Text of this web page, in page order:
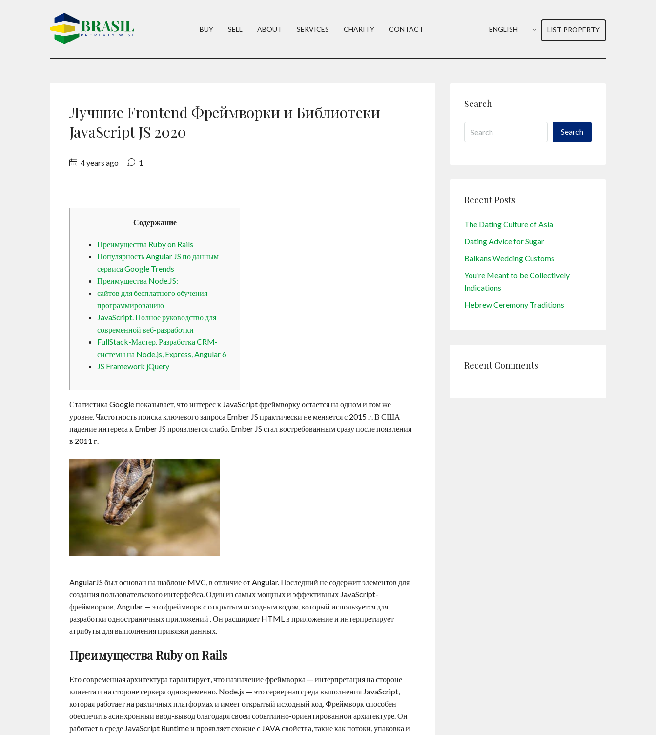
BUY SELL ABOUT SERVICES CHARITY CONTACT ENGLISH LIST PROPERTY
Лучшие Frontend Фреймворки и Библиотеки
JavaScript JS 2020
4 years ago 1
Содержание
Преимущества Ruby on Rails
Популярность Angular JS по данным
сервиса Google Trends
Преимущества Node.JS:
сайтов для бесплатного обучения
программированию
JavaScript. Полное руководство для
современной веб-разработки
FullStack-Мастер. Разработка CRM-
системы на Node.js, Express, Angular 6
JS Framework jQuery
Статистика Google показывает, что интерес к JavaScript фреймворку остается на одном и том же
уровне. Частотность поиска ключевого запроса Ember JS практически не меняется с 2015 г. В США
падение интереса к Ember JS проявляется слабо. Ember JS стал востребованным сразу после появления
в 2011 г.
AngularJS был основан на шаблоне MVC, в отличие от Angular. Последний не содержит элементов для
создания пользовательского интерфейса. Один из самых мощных и эффективных JavaScript-
фреймворков, Angular — это фреймворк с открытым исходным кодом, который используется для
разработки одностраничных приложений . Он расширяет HTML в приложение и интерпретирует
атрибуты для выполнения привязки данных.
Преимущества Ruby on Rails
Его современная архитектура гарантирует, что назначение фреймворка — интерпретация на стороне
клиента и на стороне сервера одновременно. Node.js — это серверная среда выполнения JavaScript,
которая работает на различных платформах и имеет открытый исходный код. Фреймворк способен
обеспечить асинхронный ввод-вывод благодаря своей событийно-ориентированной архитектуре. Он
работает в среде JavaScript Runtime и проявляет схожие с JAVA свойства, такие как потоки, упаковка и
Search
Search
Recent Posts
The Dating Culture of Asia
Dating Advice for Sugar
Balkans Wedding Customs
You’re Meant to be Collectively
Indications
Hebrew Ceremony Traditions
Recent Comments